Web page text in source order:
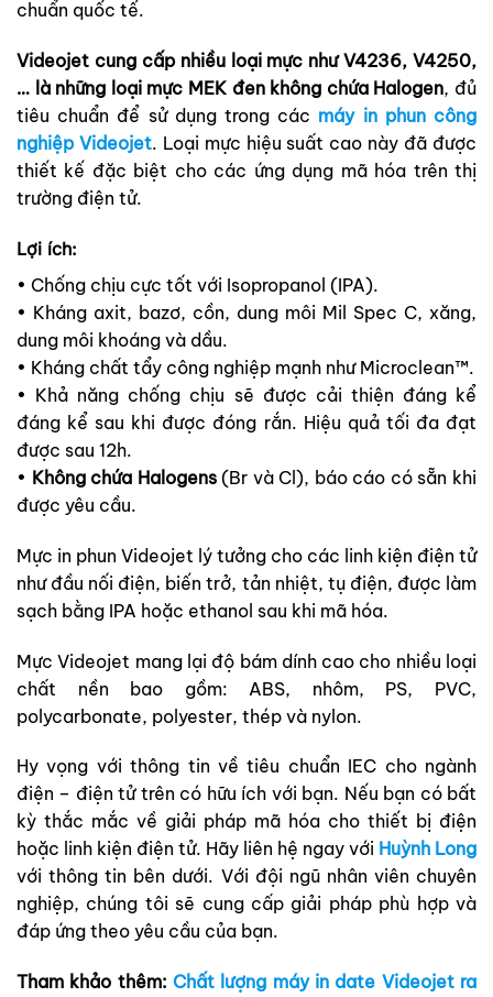
chuẩn quốc tế.
Videojet cung cấp nhiều loại mực như V4236, V4250,
… là những loại mực MEK đen không chứa Halogen, đủ
tiêu chuẩn để sử dụng trong các máy in phun công
nghiệp Videojet. Loại mực hiệu suất cao này đã được
thiết kế đặc biệt cho các ứng dụng mã hóa trên thị
trường điện tử.
Lợi ích:
• Chống chịu cực tốt với Isopropanol (IPA).
• Kháng axit, bazơ, cồn, dung môi Mil Spec C, xăng,
dung môi khoáng và dầu.
• Kháng chất tẩy công nghiệp mạnh như Microclean™.
• Khả năng chống chịu sẽ được cải thiện đáng kể
đáng kể sau khi được đóng rắn. Hiệu quả tối đa đạt
được sau 12h.
• Không chứa Halogens(Br và Cl), báo cáo có sẵn khi
được yêu cầu.
Mực in phun Videojet lý tưởng cho các linh kiện điện tử
như đầu nối điện, biến trở, tản nhiệt, tụ điện, được làm
sạch bằng IPA hoặc ethanol sau khi mã hóa.
Mực Videojet mang lại độ bám dính cao cho nhiều loại
chất nền bao gồm: ABS, nhôm, PS, PVC,
polycarbonate, polyester, thép và nylon.
Hy vọng với thông tin về tiêu chuẩn IEC cho ngành
điện – điện tử trên có hữu ích với bạn. Nếu bạn có bất
kỳ thắc mắc về giải pháp mã hóa cho thiết bị điện
hoặc linh kiện điện tử. Hãy liên hệ ngay với Huỳnh Long
với thông tin bên dưới. Với đội ngũ nhân viên chuyên
nghiệp, chúng tôi sẽ cung cấp giải pháp phù hợp và
đáp ứng theo yêu cầu của bạn.
Tham khảo thêm: Chất lượng máy in date Videojet ra